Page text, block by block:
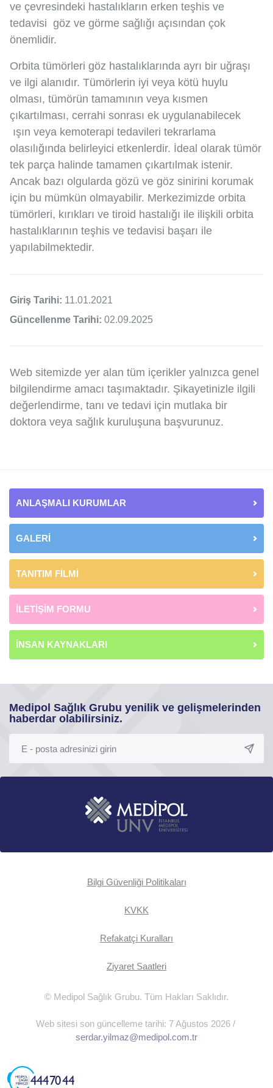
ve çevresindeki hastalıkların erken teşhis ve
tedavisi göz ve görme sağlığı açısından çok
önemlidir.
Orbita tümörleri göz hastalıklarında ayrı bir uğraşı
ve ilgi alanıdır. Tümörlerin iyi veya kötü huylu
olması, tümörün tamamının veya kısmen
çıkartılması, cerrahi sonrası ek uygulanabilecek
ışın veya kemoterapi tedavileri tekrarlama
olasılığında belirleyici etkenlerdir. İdeal olarak tümör
tek parça halinde tamamen çıkartılmak istenir.
Ancak bazı olgularda gözü ve göz sinirini korumak
için bu mümkün olmayabilir. Merkezimizde orbita
tümörleri, kırıkları ve tiroid hastalığı ile ilişkili orbita
hastalıklarının teşhis ve tedavisi başarı ile
yapılabilmektedir.
Giriş Tarihi: 11.01.2021
Güncellenme Tarihi: 02.09.2025
Web sitemizde yer alan tüm içerikler yalnızca genel
bilgilendirme amacı taşımaktadır. Şikayetinizle ilgili
değerlendirme, tanı ve tedavi için mutlaka bir
doktora veya sağlık kuruluşuna başvurunuz.
ANLAŞMALI KURUMLAR
GALERİ
TANITIM FİLMİ
İLETİŞİM FORMU
İNSAN KAYNAKLARI
Medipol Sağlık Grubu yenilik ve gelişmelerinden
haberdar olabilirsiniz.
Bilgi Güvenliği Politikaları
KVKK
Refakatçi Kuralları
Ziyaret Saatleri
© Medipol Sağlık Grubu. Tüm Hakları Saklıdır.
Web sitesi son güncelleme tarihi: 7 Ağustos 2026 /
serdar.yilmaz@medipol.com.tr